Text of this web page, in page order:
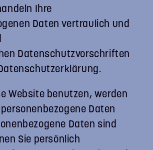
Ihre
Daten vertraulich und
Datenschutzvorschriften
Website benutzen, werden
Daten
Daten sind
Sie persönlich